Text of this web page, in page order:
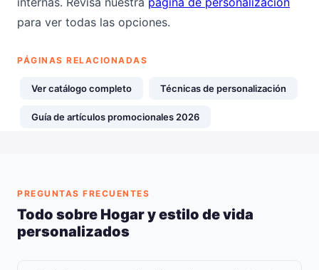
para ver todas las opciones.
PÁGINAS RELACIONADAS
Ver catálogo completo Técnicas de personalización
Guía de artículos promocionales 2026
PREGUNTAS FRECUENTES
Todo sobre Hogar y estilo de vida
personalizados